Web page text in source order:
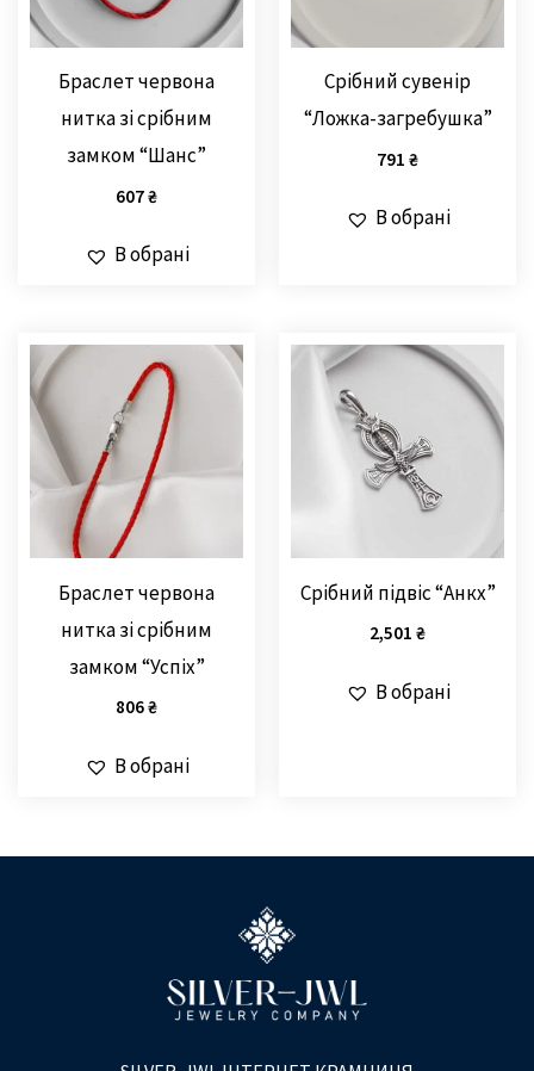
Браслет червона
нитка зі срібним
замком “Шанс”
607₴
В обрані
Срібний сувенір
“Ложка-загребушка”
791 ₴
В обрані
Браслет червона
нитка зі срібним
замком “Успіх”
806₴
В обрані
Срібний підвіс “Анкх”
2,501 ₴
В обрані